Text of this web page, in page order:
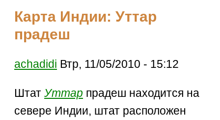
Карта Индии: Уттар
прадеш
achadidi Втр, 11/05/2010 - 15:12
ШтатУттар прадеш находится на
севере Индии, штат расположен